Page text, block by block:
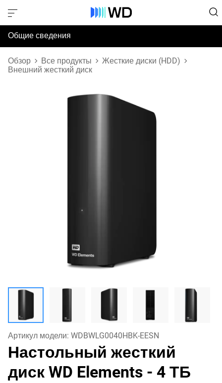
Общие сведения
Технические характеристики
Обзор Все продукты
Жесткие диски (HDD)
Внешний жесткий диск
Артикул модели: WDBWLG0040HBK-EESN
Настольный жесткий
диск WD Elements - 4 ТБ